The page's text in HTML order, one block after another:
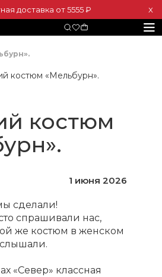
доставка от 5555 ₽ Х
костюм
1 июня 2026
сделали!
спрашивали нас,
же костюм в женском
«Север» классная